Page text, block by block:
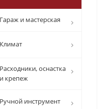
Гараж и мастерская
Климат
Расходники, оснастка
и крепеж
Ручной инструмент